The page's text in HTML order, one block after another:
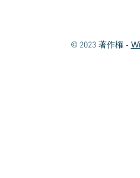
© 2023著作権 -